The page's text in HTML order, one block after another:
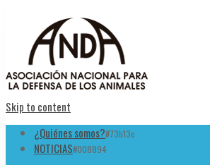
Skip to content
¿Quiénes somos?#73b13c
NOTICIAS#008894